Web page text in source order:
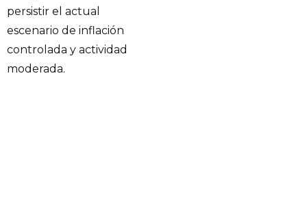
persistir el actual
escenario de inflación
controlada y actividad
moderada.